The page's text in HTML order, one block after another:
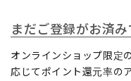
まだご登録がお済
オンラインショップ限定
応じてポイント還元率の